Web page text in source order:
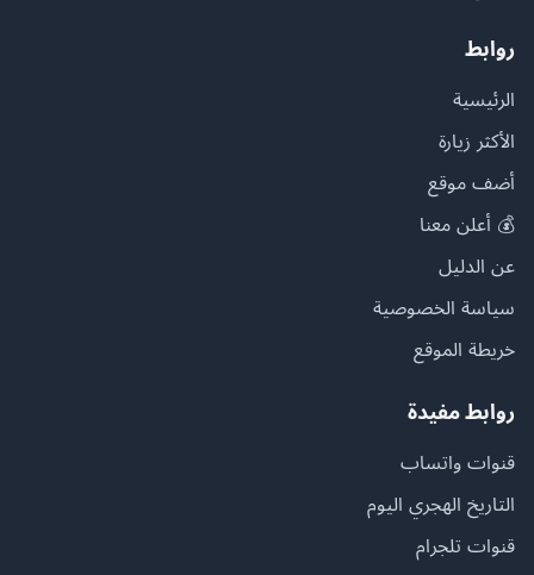
روابط
الرئيسية
الأكثر زيارة
أضف موقع
💰 أعلن معنا
عن الدليل
سياسة الخصوصية
خريطة الموقع
روابط مفيدة
قنوات واتساب
التاريخ الهجري اليوم
قنوات تلجرام